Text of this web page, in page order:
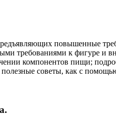
повышенные
требованиями к фигуре и
компонентов пищи;
советы, как с